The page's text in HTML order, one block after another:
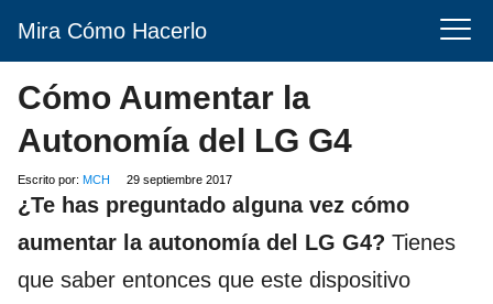
Mira Cómo Hacerlo
Cómo Aumentar la
Autonomía del LG G4
Escrito por: MCH 29 septiembre 2017
¿Te has preguntado alguna vez cómo
aumentar la autonomía del LG G4? Tienes
que saber entonces que este dispositivo